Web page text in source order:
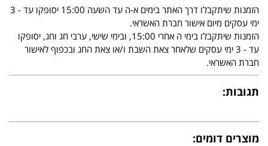
הזמנות שיתקבלו דרך האתר בימים א-ה עד השעה 15:00 יסופקו עד - 3
ימי עסקים מיום אישור חברת האשראי.
הזמנות שיתקבלו בימי ה אחרי 15:00, ובימי שישי, ערבי חג וחג, יסופקו
עד - 3 ימי עסקים שלאחר צאת השבת ו/או צאת החג ובכפוף לאישור
חברת האשראי.
תגובות:
מוצרים דומים: